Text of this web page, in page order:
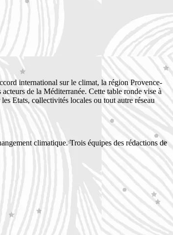
international sur le climat, la région Provence-
de la Méditerranée. Cette table ronde vise à
Etats, collectivités locales ou tout autre réseau
climatique. Trois équipes des rédactions de